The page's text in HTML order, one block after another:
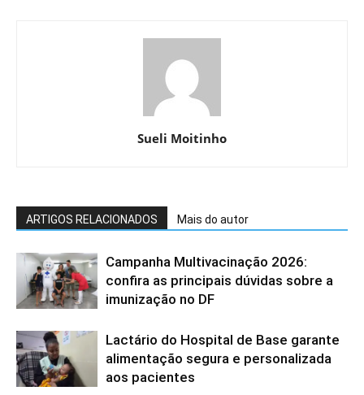
Sueli Moitinho
ARTIGOS RELACIONADOS Mais do autor
Campanha Multivacinação 2026:
confira as principais dúvidas sobre a
imunização no DF
Lactário do Hospital de Base garante
alimentação segura e personalizada
aos pacientes